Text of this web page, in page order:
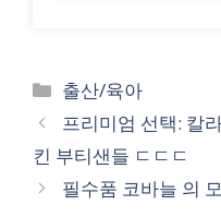
Categories
출산/육아
프리미엄 선택: 칼
킨 부티샌들 ㄷㄷㄷ
필수품 코바늘 의